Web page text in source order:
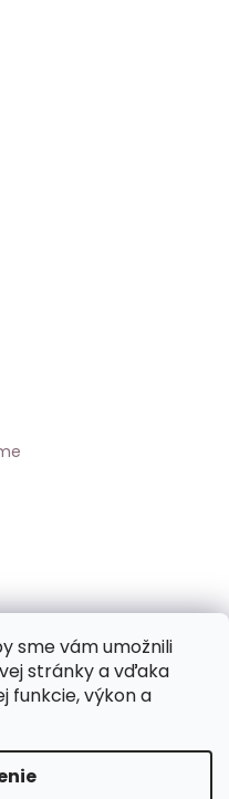
sme vám umožnili
stránky a vďaka
funkcie, výkon a